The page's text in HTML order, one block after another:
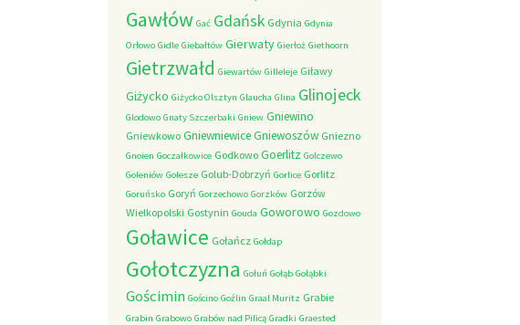
Gawłów Gać Gdańsk Gdynia Gdynia
Orłowo Gidle Giebałtów Gierwaty Gierłoż Giethoorn
Gietrzwałd Giewartów Gilleleje Giławy
Giżycko Giżycko Olsztyn Glaucha Glina Glinojeck
Glodowo Gnaty Szczerbaki Gniew Gniewino
Gniewkowo GniewniewiceGniewoszów Gniezno
Gnoien Goczałkowice Godkowo Goerlitz Golczewo
Goleniów Golesze Golub-Dobrzyń Gorlice Gorlitz
Goruńsko Goryń Gorzechowo Gorzków Gorzów
Wielkopolski Gostynin Gouda Goworowo Gozdowo
Goławice Gołańcz Gołdap
Gołotczyzna Gołuń Gołąb Gołąbki
Gościmin Gościno Goźlin Graal Muritz Grabie
Grabin Grabowo Grabów nad Pilicą Gradki Graested